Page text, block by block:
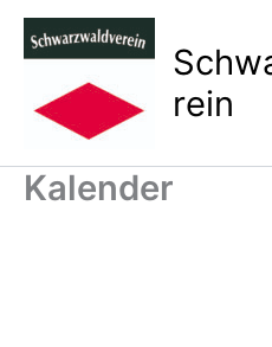
Zum
Inhalt
rein
Kalender